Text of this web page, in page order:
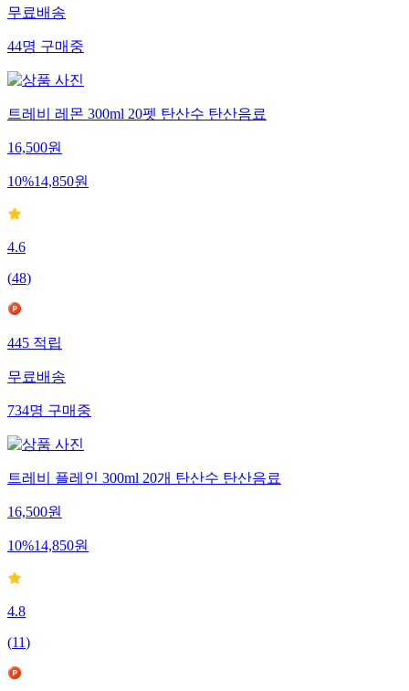
무료배송
44명 구매중
트레비 레몬 300ml 20펫 탄산수 탄산음료
16,500원
10%14,850원
4.6
(48)
445 적립
무료배송
734명 구매중
트레비 플레인 300ml 20개 탄산수 탄산음료
16,500원
10%14,850원
4.8
(11)